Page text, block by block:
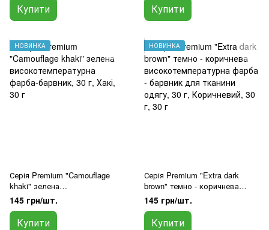
Купити Купити
НОВИНКА
Серія Premium "Camouflage
khaki" зелена
високотемпературна фарба-
барвник, 30 г
145 грн/шт.
Купити
НОВИНКА
Серія Premium "Extra dark
brown" темно - коричнева
високотемпературна фарба -
барвник для тканини одягу, 30
г
145 грн/шт.
Купити